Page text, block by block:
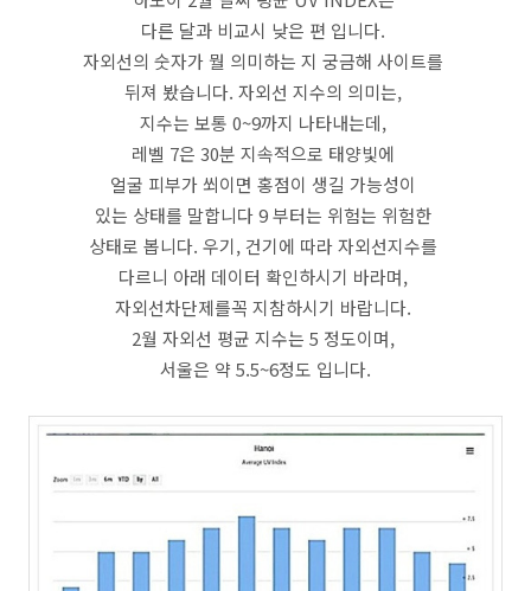
다른 달과 비교시 낮은 편 입니다.
자외선의 숫자가 뭘 의미하는 지 궁금해 사이트를
뒤져 봤습니다. 자외선 지수의 의미는,
지수는 보통 0~9까지 나타내는데,
레벨 7은 30분 지속적으로 태양빛에
얼굴 피부가 쐬이면 홍점이 생길 가능성이
있는 상태를 말합니다 9 부터는 위험는 위험한
상태로 봅니다. 우기, 건기에 따라 자외선지수를
다르니 아래 데이터 확인하시기 바라며,
자외선차단제를꼭 지참하시기 바랍니다.
2월 자외선 평균 지수는 5 정도이며,
서울은 약 5.5~6정도 입니다.